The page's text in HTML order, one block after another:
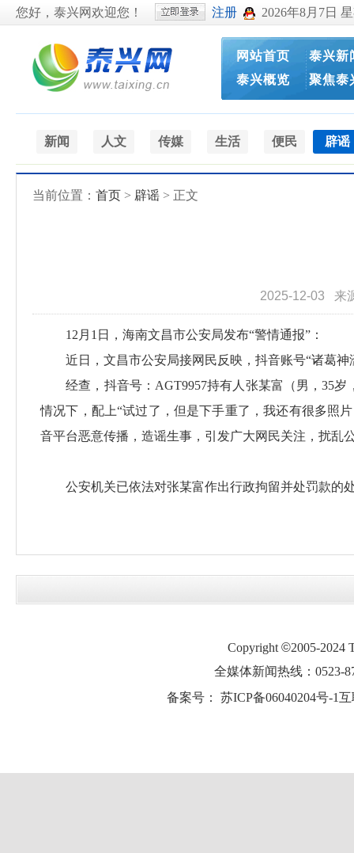
您好，泰兴网欢迎您！ 注册 2026年8月7日
网站首页
泰兴概览
泰兴新
聚焦泰
新闻 人文 传媒 生活 便民 辟谣
当前位置： 首页 > 辟谣 > 正文
2025-12-03 来
12月1日，海南文昌市公安局发布“警情通报”：
近日，文昌市公安局接网民反映，抖音账号“诸葛神
经查，抖音号：AGT9957持有人张某富（男，35岁
情况下，配上“试过了，但是下手重了，我还有很多照
音平台恶意传播，造谣生事，引发广大网民关注，扰乱
公安机关已依法对张某富作出行政拘留并处罚款的
Copyright ©2005-2024
全媒体新闻热线：0523-
备案号： 苏ICP备06040204号-1互